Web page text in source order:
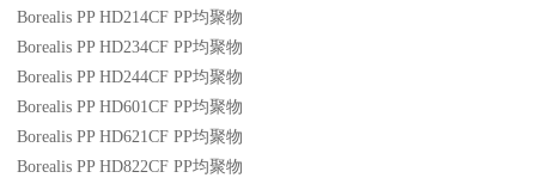
Borealis PP HD214CF PP均聚物
Borealis PP HD234CF PP均聚物
Borealis PP HD244CF PP均聚物
Borealis PP HD601CF PP均聚物
Borealis PP HD621CF PP均聚物
Borealis PP HD822CF PP均聚物